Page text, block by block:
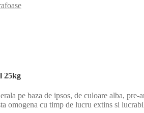
25kg
pe baza de ipsos, de culoare alba,
omogena cu timp de lucru extins si